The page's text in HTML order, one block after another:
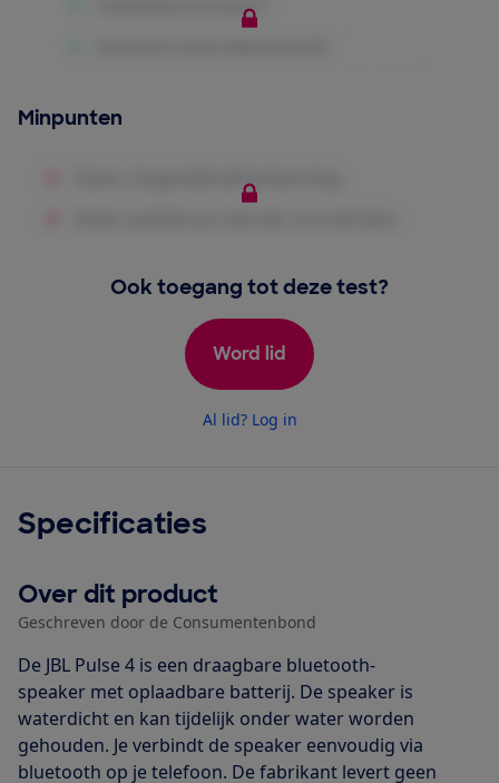
Minpunten
Ook toegang tot deze test?
Word lid
Al lid? Log in
Specificaties
Over dit product
Geschreven door de Consumentenbond
De JBL Pulse 4 is een draagbare bluetooth-
speaker met oplaadbare batterij. De speaker is
waterdicht en kan tijdelijk onder water worden
gehouden. Je verbindt de speaker eenvoudig via
bluetooth op je telefoon. De fabrikant levert geen